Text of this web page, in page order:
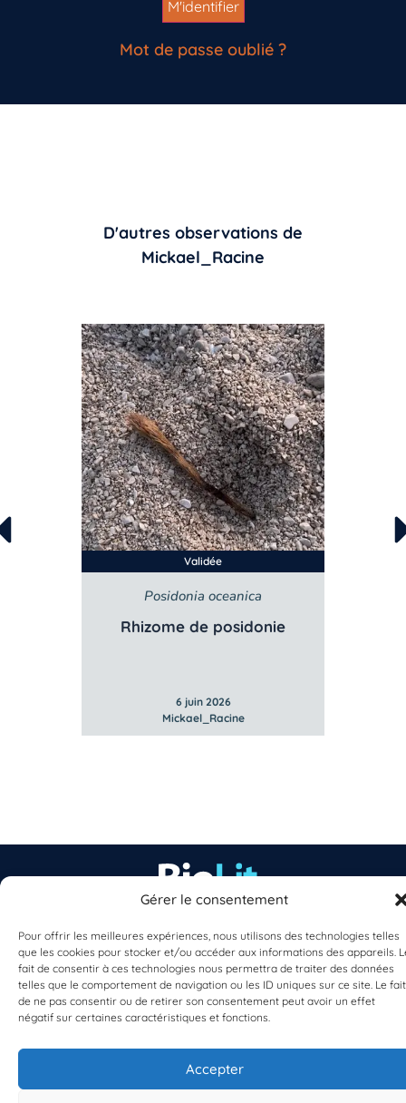
Gérer le consentement
Pour offrir les meilleures expériences, nous utilisons des technologies telles
que les cookies pour stocker et/ou accéder aux informations des appareils.
fait de consentir à ces technologies nous permettra de traiter des données
telles que le comportement de navigation ou les ID uniques sur ce site. Le fait
de ne pas consentir ou de retirer son consentement peut avoir un effet
négatif sur certaines caractéristiques et fonctions.
Accepter
Mot de passe oublié ?
D'autres observations de
Mickael_Racine
Validée
Posidonia oceanica
Rhizome de posidonie
6 juin 2026
Mickael_Racine
S'INSCRIRE À LA NEWSLETTER
PLANÈTE MER